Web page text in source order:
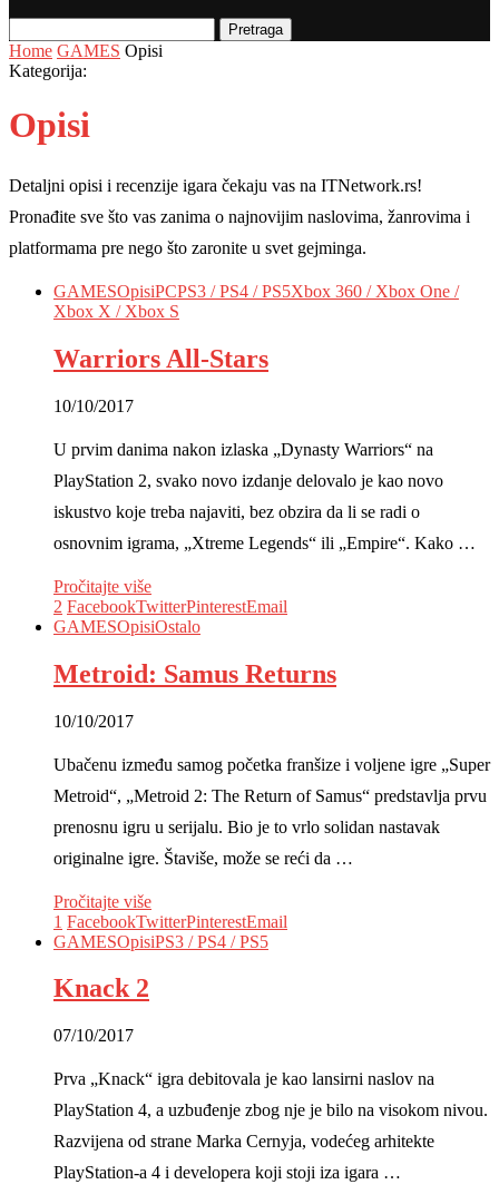
Pretraga
Home GAMES Opisi
Kategorija:
Opisi
Detaljni opisi i recenzije igara čekaju vas na ITNetwork.rs!
Pronađite sve što vas zanima o najnovijim naslovima, žanrovima i
platformama pre nego što zaronite u svet gejminga.
GAMESOpisiPCPS3 / PS4 / PS5Xbox 360 / Xbox One /
Xbox X / Xbox S
Warriors All-Stars
10/10/2017
U prvim danima nakon izlaska „Dynasty Warriors“ na
PlayStation 2, svako novo izdanje delovalo je kao novo
iskustvo koje treba najaviti, bez obzira da li se radi o
osnovnim igrama, „Xtreme Legends“ ili „Empire“. Kako …
Pročitajte više
2 FacebookTwitterPinterestEmail
GAMESOpisiOstalo
Metroid: Samus Returns
10/10/2017
Ubačenu između samog početka franšize i voljene igre „Super
Metroid“, „Metroid 2: The Return of Samus“ predstavlja prvu
prenosnu igru u serijalu. Bio je to vrlo solidan nastavak
originalne igre. Štaviše, može se reći da …
Pročitajte više
1 FacebookTwitterPinterestEmail
GAMESOpisiPS3 / PS4 / PS5
Knack 2
07/10/2017
Prva „Knack“ igra debitovala je kao lansirni naslov na
PlayStation 4, a uzbuđenje zbog nje je bilo na visokom nivou.
Razvijena od strane Marka Cernyja, vodećeg arhitekte
PlayStation-a 4 i developera koji stoji iza igara …